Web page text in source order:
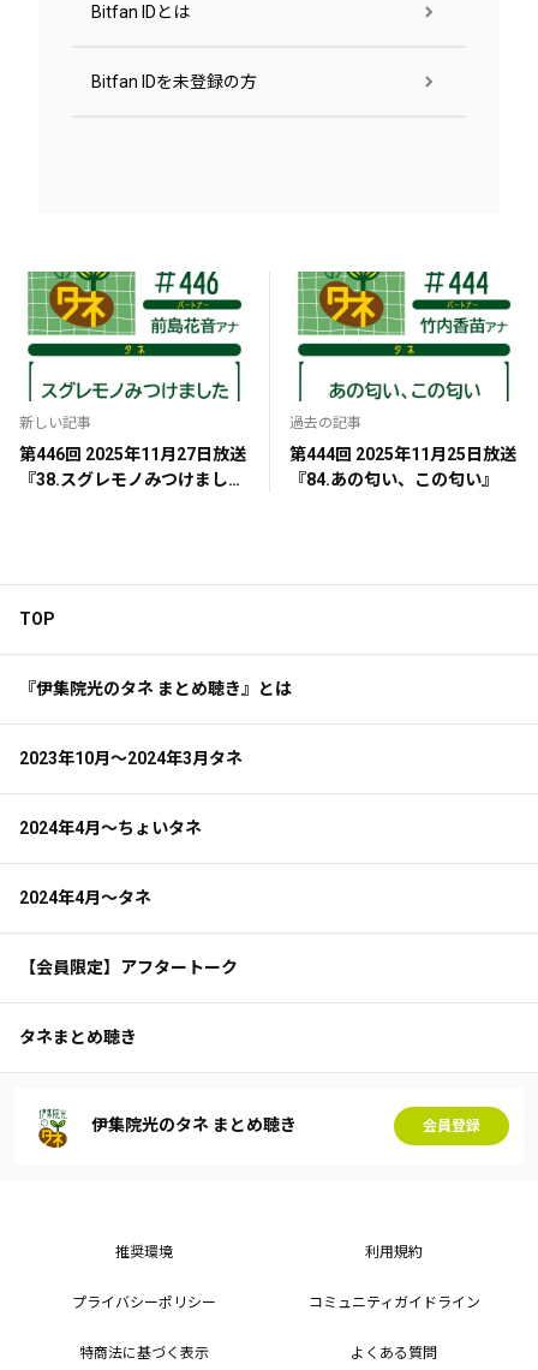
Bitfan IDとは
Bitfan IDを未登録の方
新しい記事
第446回 2025年11月27日放送
『38.スグレモノみつけまし
過去の記事
第444回 2025年11月25日放送
『84.あの匂い、この匂い』
TOP
『伊集院光のタネ まとめ聴き』とは
2023年10月～2024年3月タネ
2024年4月～ちょいタネ
2024年4月～タネ
【会員限定】アフタートーク
タネまとめ聴き
伊集院光のタネ まとめ聴き 会員登録
推奨環境 利用規約
プライバシーポリシー コミュニティガイドライン
特商法に基づく表示 よくある質問